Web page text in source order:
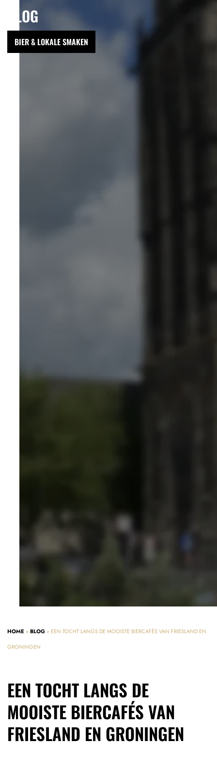
BLOG
BIER & LOKALE SMAKEN
HOME » BLOG » EEN TOCHT LANGS DE MOOISTE BIERCAFÉS VAN FRIESLAND EN
GRONINGEN
EEN TOCHT LANGS DE
MOOISTE BIERCAFÉS VAN
FRIESLAND EN GRONINGEN